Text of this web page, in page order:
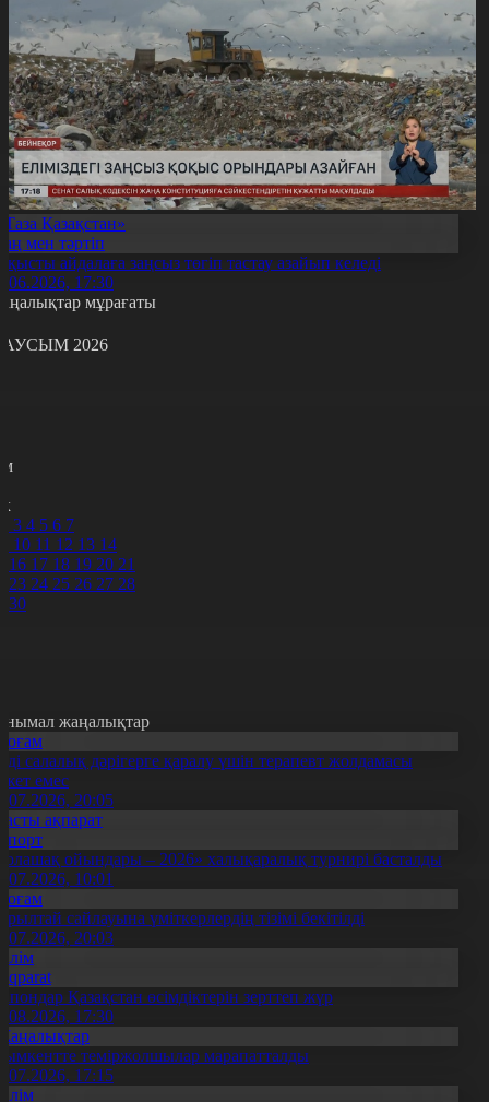
Қазақстан»
мен тәртіп
айдалаға заңсыз төгіп тастау азайып келеді
17:30
мұрағаты
2026
3 4 5 6 7
10 11 12 13 14
16 17 18 19 20 21
23 24 25 26 27 28
30
жаңалықтар
салалық дәрігерге қаралу үшін терапевт жолдамасы
емес
20:05
ақпарат
ойындары – 2026» халықаралық турнирі басталды
10:01
сайлауына үміткерлердің тізімі бекітілді
20:03
Қазақстан өсімдіктерін зерттеп жүр
17:30
теміржолшылар марапатталды
17:15